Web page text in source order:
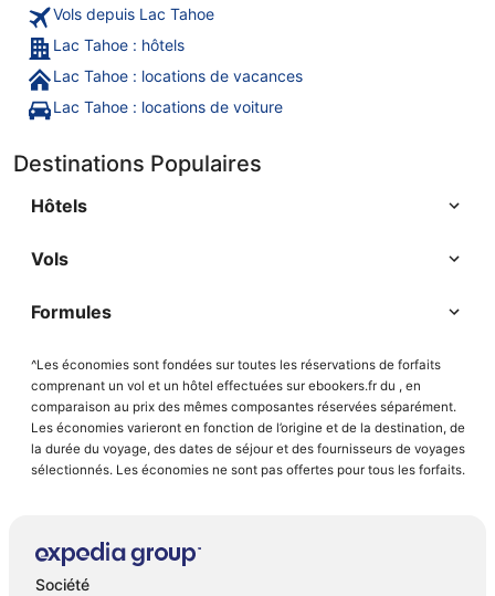
Vols depuis Lac Tahoe
Lac Tahoe : hôtels
Lac Tahoe : locations de vacances
Lac Tahoe : locations de voiture
Destinations Populaires
Hôtels
Vols
Formules
^Les économies sont fondées sur toutes les réservations de forfaits
comprenant un vol et un hôtel effectuées sur ebookers.fr du , en
comparaison au prix des mêmes composantes réservées séparément.
Les économies varieront en fonction de l’origine et de la destination, de
la durée du voyage, des dates de séjour et des fournisseurs de voyages
sélectionnés. Les économies ne sont pas offertes pour tous les forfaits.
Société